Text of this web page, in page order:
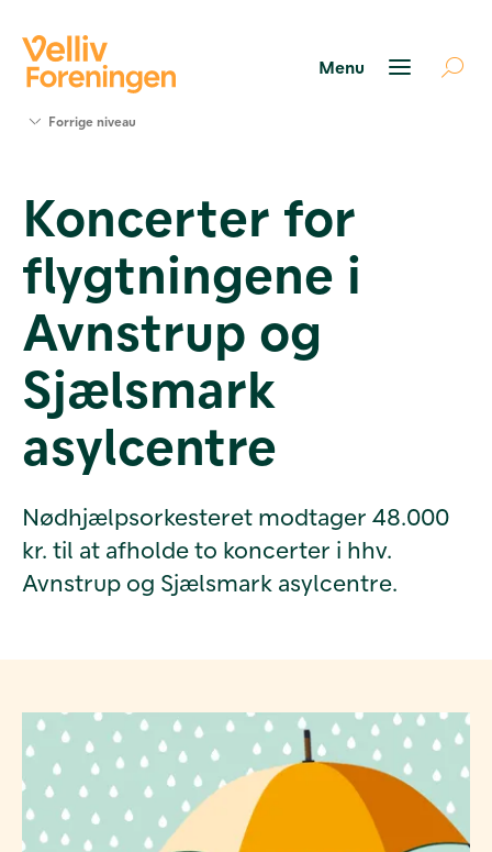
Værktøjer
og viden
Om Velliv
Foreningen
Kontakt
os
Forrige niveau
Koncerter for
flygtningene i
Avnstrup og
Sjælsmark
asylcentre
Nødhjælpsorkesteret modtager 48.000
kr. til at afholde to koncerter i hhv.
Avnstrup og Sjælsmark asylcentre.